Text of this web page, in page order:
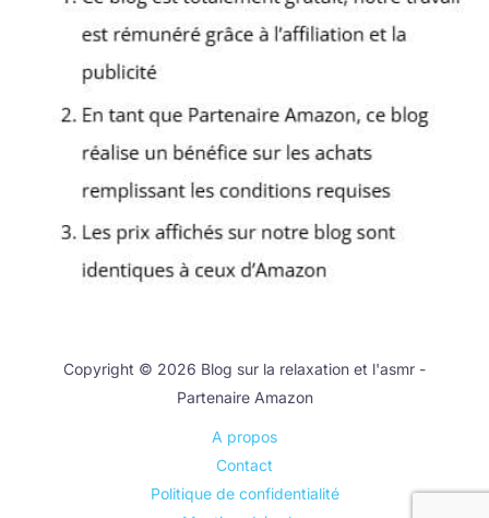
Copyright © 2026 Blog sur la relaxation et l'asmr -
Partenaire Amazon
A propos
Contact
Politique de confidentialité